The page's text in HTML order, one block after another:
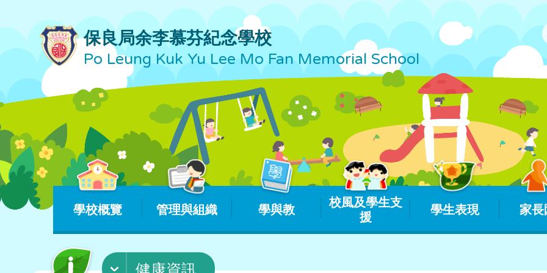
保良局余李慕芬紀念學校
Po Leung Kuk Yu Lee Mo Fan Memorial School
學校概覽 管理與組織 學與教
校風及學生支
援
學生表現 家